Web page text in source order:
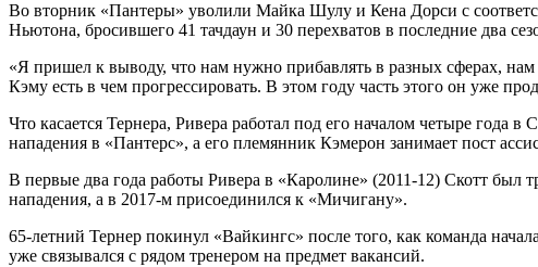
Во вторник «Пантеры» уволили Майка Шулу и Кена Дорси с
Ньютона, бросившего 41 тачдаун и 30 перехватов в последние два
«Я пришел к выводу, что нам нужно прибавлять в разных сферах,
Кэму есть в чем прогрессировать. В этом году часть этого он уже
Что касается Тернера, Ривера работал под его началом четыре года
нападения в «Пантерс», а его племянник Кэмерон занимает пост
В первые два года работы Ривера в «Каролине» (2011-12) Скотт был
нападения, а в 2017-м присоединился к «Мичигану».
65-летний Тернер покинул «Вайкингс» после того, как команда
уже связывался с рядом тренером на предмет вакансий.